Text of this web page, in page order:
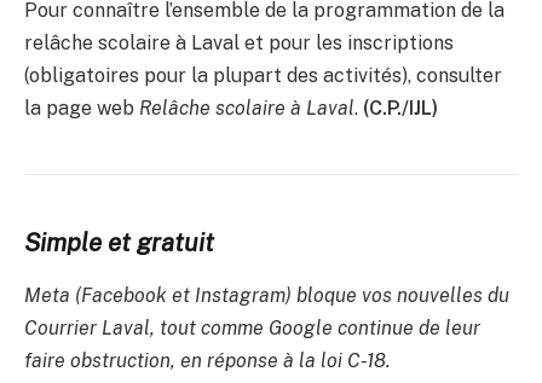
Pour connaître l’ensemble de la programmation de la
relâche scolaire à Laval et pour les inscriptions
(obligatoires pour la plupart des activités), consulter
la page web Relâche scolaire à Laval. (C.P./IJL)
Simple et gratuit
Meta (Facebook et Instagram) bloque vos nouvelles du
Courrier Laval, tout comme Google continue de leur
faire obstruction, en réponse à la loi C-18.